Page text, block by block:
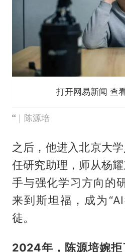
打开网易新闻 查
｜陈源培
之后，他进入北京大
任研究助理，师从杨
手与强化学习方向的
来到斯坦福，成为
徒。
2024年，陈源培婉拒